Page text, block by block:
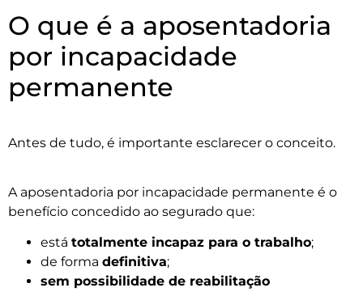
O que é a aposentadoria
por incapacidade
permanente
Antes de tudo, é importante esclarecer o conceito.
A aposentadoria por incapacidade permanente é o
benefício concedido ao segurado que:
está totalmente incapaz para o trabalho;
de forma definitiva;
sem possibilidade de reabilitação